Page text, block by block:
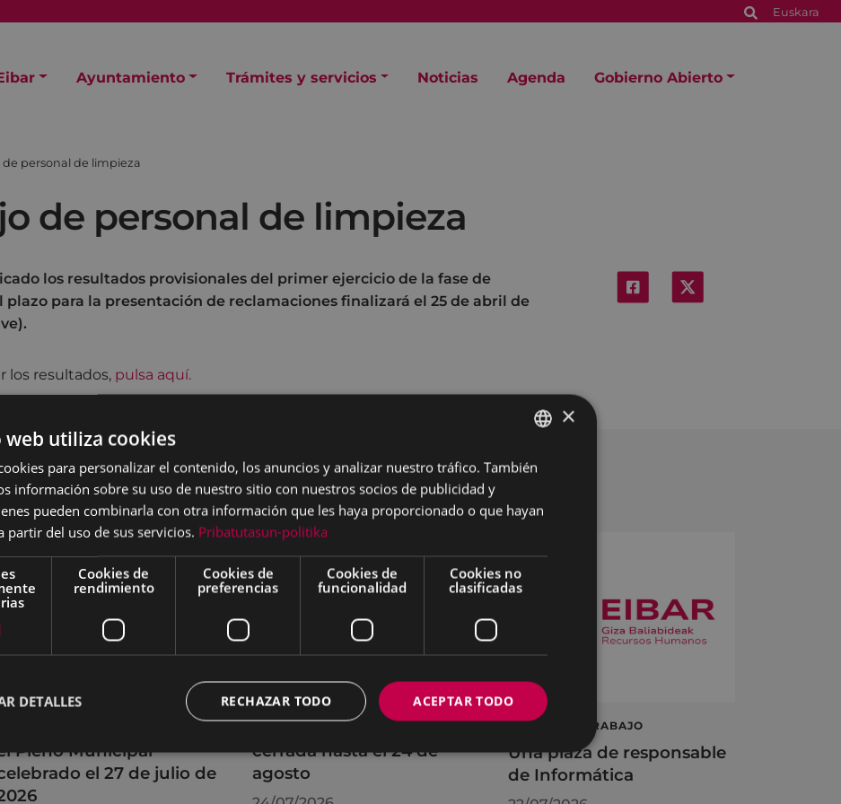
Euskara
Ayuntamiento Trámites y servicios Noticias Agenda Gobierno Abierto
personal de limpieza
de personal de limpieza
los resultados provisionales del primer ejercicio de la fase de
plazo para la presentación de reclamaciones finalizará el 25 de abril de
los resultados, pulsa aquí.
Acuerdos adoptados por
Pleno Municipal
el 27 de julio de
La OMIC permanecerá
cerrada hasta el 24 de
agosto
OFERTA DE TRABAJO
Una plaza de responsable
de Informática
BASQUE
×
web utiliza cookies
para personalizar el contenido, los anuncios y analizar nuestro tráfico. También
información sobre su uso de nuestro sitio con nuestros socios de publicidad y
pueden combinarla con otra información que les haya proporcionado o que hayan
partir del uso de sus servicios. Pribatutasun-politika
Cookies de
rendimiento
Cookies de
preferencias
Cookies de
funcionalidad
Cookies no
clasificadas
ACEPTAR TODO
RECHAZAR TODO
DETALLES